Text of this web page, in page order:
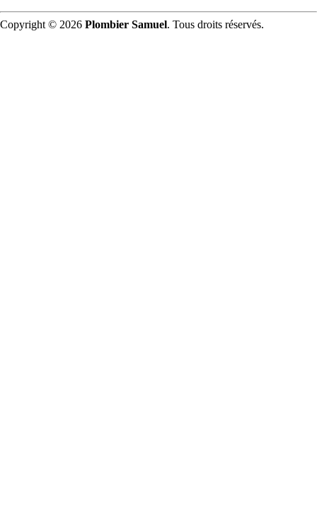
Copyright © 2026 Plombier Samuel. Tous droits réservés.